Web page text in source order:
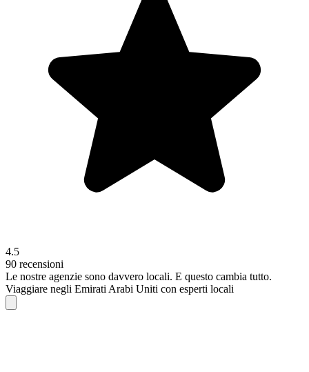
4.5
90 recensioni
Le nostre agenzie sono davvero locali. E questo cambia tutto.
Viaggiare negli Emirati Arabi Uniti con esperti locali